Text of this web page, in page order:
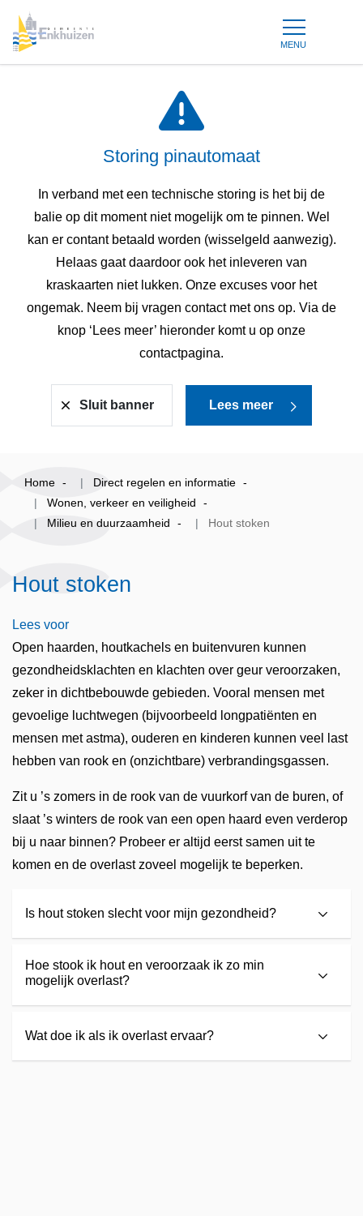
MENU
Storing pinautomaat
In verband met een technische storing is het bij de
balie op dit moment niet mogelijk om te pinnen. Wel
kan er contant betaald worden (wisselgeld aanwezig).
Helaas gaat daardoor ook het inleveren van
kraskaarten niet lukken. Onze excuses voor het
ongemak. Neem bij vragen contact met ons op. Via de
knop ‘Lees meer’ hieronder komt u op onze
contactpagina.
Sluit banner Lees meer
Home
Direct regelen en informatie
Wonen, verkeer en veiligheid
Milieu en duurzaamheid
Hout stoken
Hout stoken
Lees voor
Open haarden, houtkachels en buitenvuren kunnen
gezondheidsklachten en klachten over geur veroorzaken,
zeker in dichtbebouwde gebieden. Vooral mensen met
gevoelige luchtwegen (bijvoorbeeld longpatiënten en
mensen met astma), ouderen en kinderen kunnen veel last
hebben van rook en (onzichtbare) verbrandingsgassen.
Zit u ’s zomers in de rook van de vuurkorf van de buren, of
slaat ’s winters de rook van een open haard even verderop
bij u naar binnen? Probeer er altijd eerst samen uit te
komen en de overlast zoveel mogelijk te beperken.
Is hout stoken slecht voor mijn gezondheid?
Hoe stook ik hout en veroorzaak ik zo min
mogelijk overlast?
Wat doe ik als ik overlast ervaar?